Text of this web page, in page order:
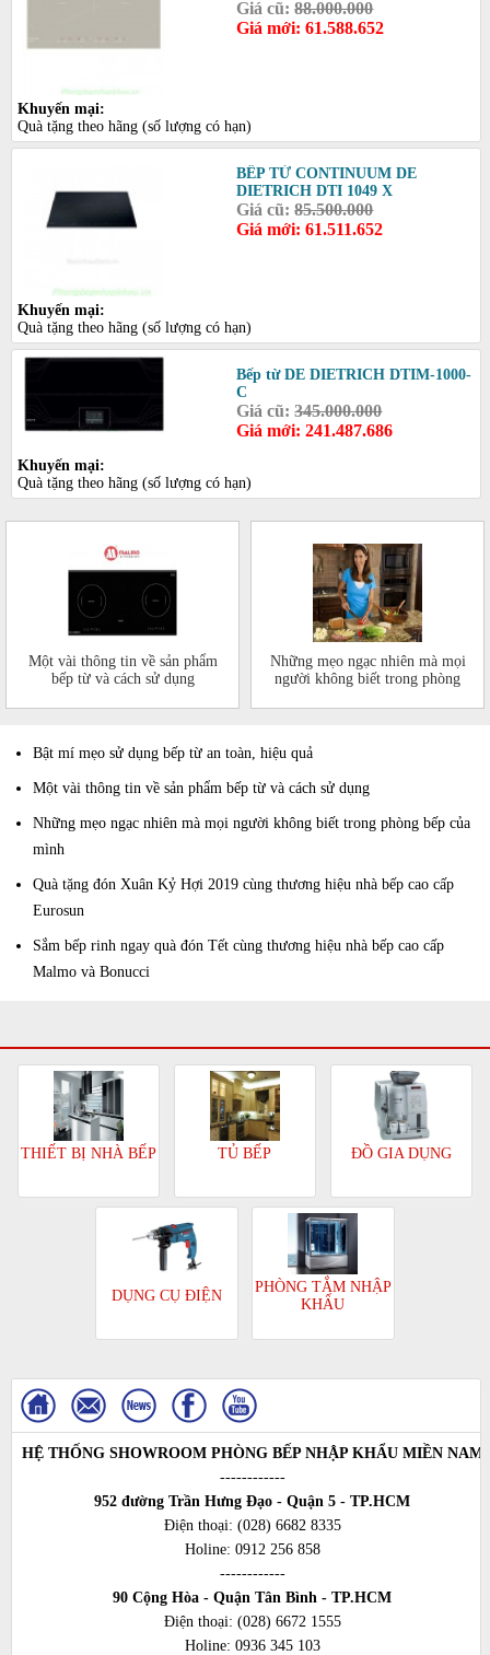
Giá cũ:88.000.000
Giá mới: 61.588.652
Khuyến mại:
Quà tặng theo hãng (số lượng có hạn)
BẾP TỪ CONTINUUM DE
DIETRICH DTI 1049 X
Giá cũ:85.500.000
Giá mới: 61.511.652
Khuyến mại:
Quà tặng theo hãng (số lượng có hạn)
Bếp từ DE DIETRICH DTIM-1000-
C
Giá cũ:345.000.000
Giá mới: 241.487.686
Khuyến mại:
Quà tặng theo hãng (số lượng có hạn)
Một vài thông tin về sản phẩm
bếp từ và cách sử dụng
Những mẹo ngạc nhiên mà mọi
người không biết trong phòng
Bật mí mẹo sử dụng bếp từ an toàn, hiệu quả
Một vài thông tin về sản phẩm bếp từ và cách sử dụng
Những mẹo ngạc nhiên mà mọi người không biết trong phòng bếp của
mình
Quà tặng đón Xuân Kỷ Hợi 2019 cùng thương hiệu nhà bếp cao cấp
Eurosun
Sắm bếp rinh ngay quà đón Tết cùng thương hiệu nhà bếp cao cấp
Malmo và Bonucci
THIẾT BỊ NHÀ BẾP TỦ BẾP ĐỒ GIA DỤNG
DỤNG CỤ ĐIỆN
PHÒNG TẮM NHẬP
KHẨU
HỆ THỐNG SHOWROOM PHÒNG BẾP NHẬP KHẨU MIỀN NAM
------------
952 đường Trần Hưng Đạo - Quận 5 - TP.HCM
Điện thoại: (028) 6682 8335
Holine: 0912 256 858
------------
90 Cộng Hòa - Quận Tân Bình - TP.HCM
Điện thoại: (028) 6672 1555
Holine: 0936 345 103